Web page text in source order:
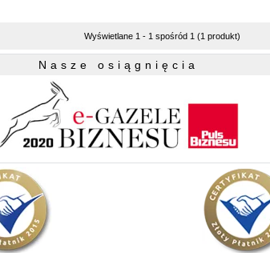
Wyświetlane 1 - 1 spośród 1 (1 produkt)
Nasze osiągnięcia